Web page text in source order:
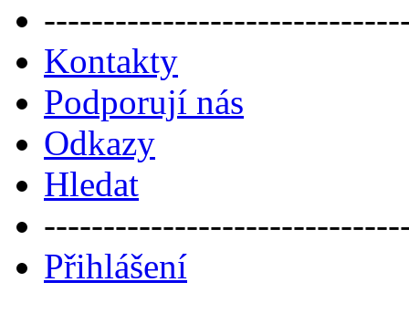
Kontakty
Podporují nás
Odkazy
Hledat
Přihlášení